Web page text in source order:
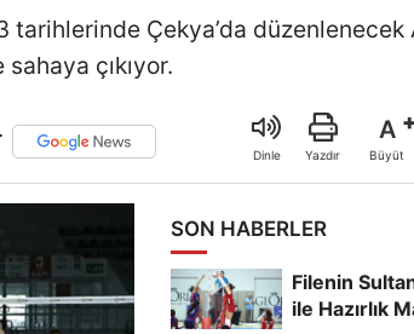
tarihlerinde Çekya’da düzenlenecek
çıkıyor.
Dinle Yazdır
A
Büyüt
SON HABERLER
Filenin
ile Hazırlık